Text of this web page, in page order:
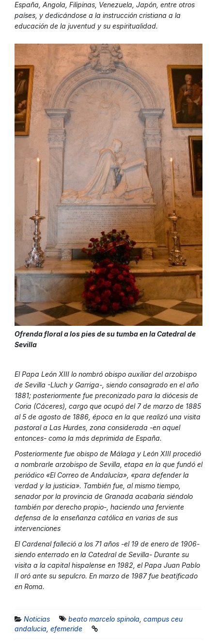
España, Angola, Filipinas, Venezuela, Japón, entre otros
países, y dedicándose a la instrucción cristiana a la
educación de la juventud y su espiritualidad.
Ofrenda floral a los pies de su tumba en la Catedral de
Sevilla
El Papa León XIII lo nombró obispo auxiliar del arzobispo
de Sevilla -Lluch y Garriga-, siendo consagrado en el año
1881; posteriormente fue preconizado para la diócesis de
Coria (Cáceres), cargo que ocupó del 7 de marzo de 1885
al 5 de agosto de 1886, época en la que realizó una visita
pastoral a Las Hurdes, zona considerada -en aquel
entonces- como la más deprimida de España.
Posteriormente fue obispo de Málaga y León XIII procedió
a nombrarle arzobispo de Sevilla, etapa en la que fundó el
periódico «El Correo de Andalucía», «para defender la
verdad y la justicia». También fue, al mismo tiempo,
senador por la provincia de Granada acabaría siéndolo
también por derecho propio-, haciendo una ferviente
defensa de la enseñanza católica en varias de sus
intervenciones
El Cardenal falleció a los 71 años -el 19 de enero de 1906-
siendo enterrado en la Catedral de Sevilla- Durante su
visita a la capital hispalense en 1982, el Papa Juan Pablo
II oró ante su sepulcro. En marzo de 1987 fue beatificado
en Roma.
Noticias beato marcelo spinola campus ceu
andalucia efemeride